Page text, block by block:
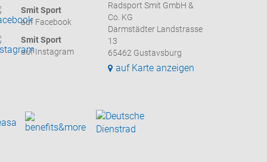
Smit Sport
auf Facebook
Smit Sport
auf Instagram
Radsport Smit GmbH &
Co. KG
Darmstädter Landstrasse
13
65462 Gustavsburg
auf Karte anzeigen